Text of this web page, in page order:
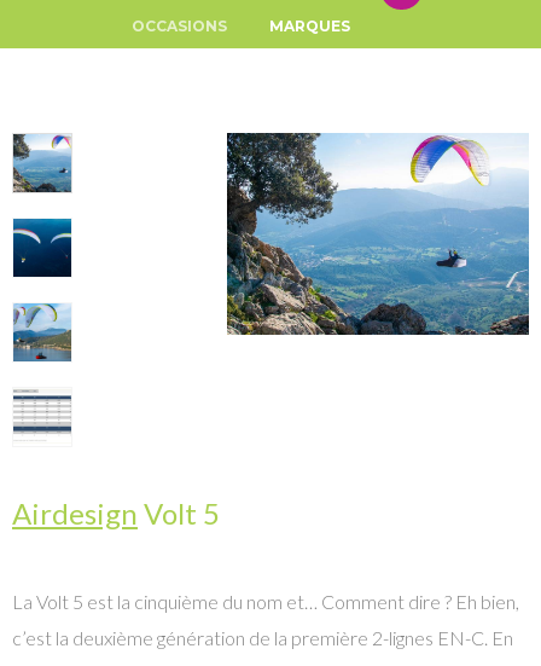
OCCASIONS MARQUES
Airdesign Volt 5
La Volt 5 est la cinquième du nom et… Comment dire ? Eh bien,
c’est la deuxième génération de la première 2-lignes EN-C. En